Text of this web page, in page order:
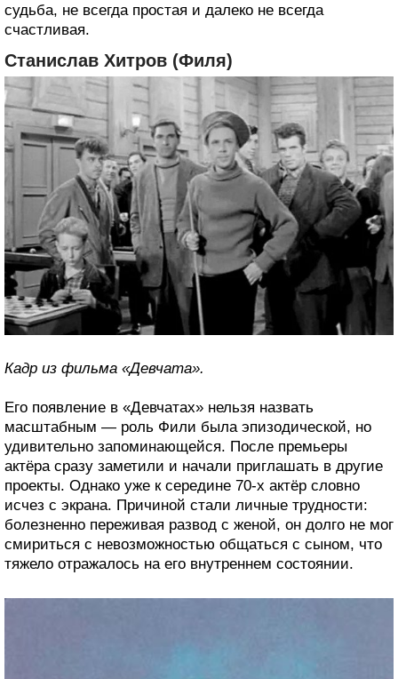
судьба, не всегда простая и далеко не всегда
счастливая.
Станислав Хитров (Филя)
Кадр из фильма «Девчата».
Его появление в «Девчатах» нельзя назвать
масштабным — роль Фили была эпизодической, но
удивительно запоминающейся. После премьеры
актёра сразу заметили и начали приглашать в другие
проекты. Однако уже к середине 70-х актёр словно
исчез с экрана. Причиной стали личные трудности:
болезненно переживая развод с женой, он долго не мог
смириться с невозможностью общаться с сыном, что
тяжело отражалось на его внутреннем состоянии.